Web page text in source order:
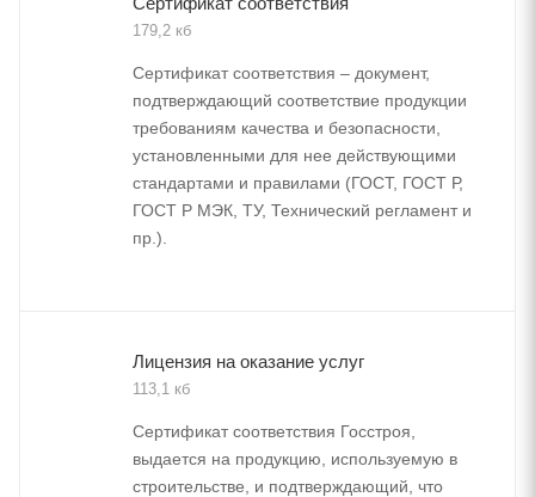
179,2 кб
Сертификат соответствия – документ,
подтверждающий соответствие продукции
требованиям качества и безопасности,
установленными для нее действующими
стандартами и правилами (ГОСТ, ГОСТ Р,
ГОСТ Р МЭК, ТУ, Технический регламент и
пр.).
Лицензия на оказание услуг
113,1 кб
Сертификат соответствия Госстроя,
выдается на продукцию, используемую в
строительстве, и подтверждающий, что